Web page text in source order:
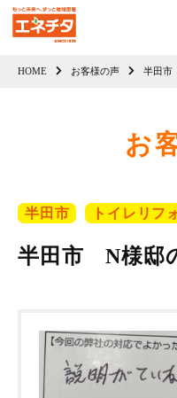
HOME お客様の声 半田市
お
半田市 トイレリフ
半田市 N様邸